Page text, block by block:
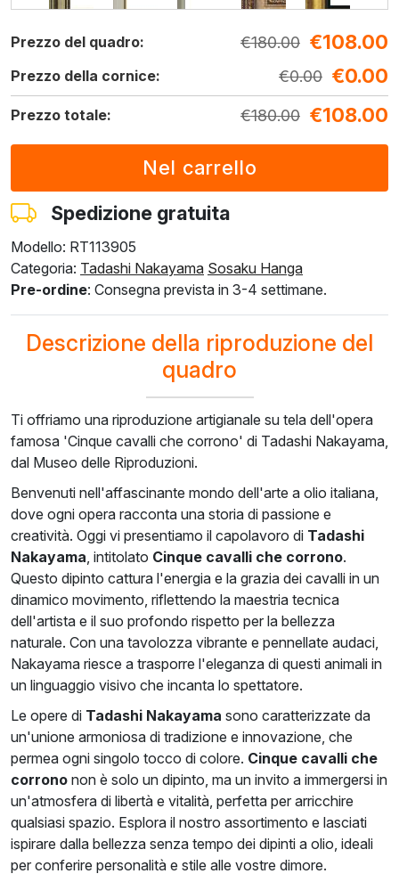
F5429-258
210.84
€126.50
F3013-236
€93.17
F8645-298
€274.09
164.45
F6537-236
145.40
€87.24
€122.28
203.81
€122.28
203.81
€122.28
€203.81
€122.28
€115.95
F8645-296
€
189.03
F4613-236
€146.81
88.09
F5130-204
€211.66
F6035-220
€190.53 €
Prezzo del quadro: €180.00 €108.00
Prezzo della cornice: €0.00 €0.00
Prezzo totale: €180.00 €108.00
Spedizione gratuita
Modello: RT113905
Categoria: Tadashi Nakayama Sosaku Hanga
Pre-ordine: Consegna prevista in 3-4 settimane.
Descrizione della riproduzione del
quadro
Ti offriamo una riproduzione artigianale su tela dell'opera
famosa 'Cinque cavalli che corrono' di Tadashi Nakayama,
dal Museo delle Riproduzioni.
Benvenuti nell'affascinante mondo dell'arte a olio italiana,
dove ogni opera racconta una storia di passione e
creatività. Oggi vi presentiamo il capolavoro di Tadashi
Nakayama , intitolato Cinque cavalli che corrono.
Questo dipinto cattura l'energia e la grazia dei cavalli in un
dinamico movimento, riflettendo la maestria tecnica
dell'artista e il suo profondo rispetto per la bellezza
naturale. Con una tavolozza vibrante e pennellate audaci,
Nakayama riesce a trasporre l'eleganza di questi animali in
un linguaggio visivo che incanta lo spettatore.
Le opere di Tadashi Nakayama sono caratterizzate da
un'unione armoniosa di tradizione e innovazione, che
permea ogni singolo tocco di colore. Cinque cavalli che
corrono non è solo un dipinto, ma un invito a immergersi in
un'atmosfera di libertà e vitalità, perfetta per arricchire
qualsiasi spazio. Esplora il nostro assortimento e lasciati
ispirare dalla bellezza senza tempo dei dipinti a olio, ideali
per conferire personalità e stile alle vostre dimore.